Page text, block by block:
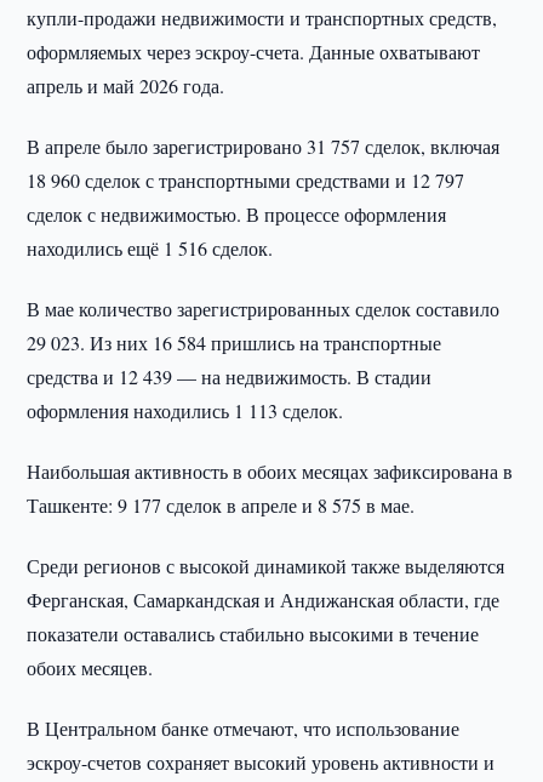
купли-продажи недвижимости и транспортных средств,
оформляемых через эскроу-счета. Данные охватывают
апрель и май 2026 года.
В апреле было зарегистрировано 31 757 сделок, включая
18 960 сделок с транспортными средствами и 12 797
сделок с недвижимостью. В процессе оформления
находились ещё 1 516 сделок.
В мае количество зарегистрированных сделок составило
29 023. Из них 16 584 пришлись на транспортные
средства и 12 439 — на недвижимость. В стадии
оформления находились 1 113 сделок.
Наибольшая активность в обоих месяцах зафиксирована в
Ташкенте: 9 177 сделок в апреле и 8 575 в мае.
Среди регионов с высокой динамикой также выделяются
Ферганская, Самаркандская и Андижанская области, где
показатели оставались стабильно высокими в течение
обоих месяцев.
В Центральном банке отмечают, что использование
эскроу-счетов сохраняет высокий уровень активности и